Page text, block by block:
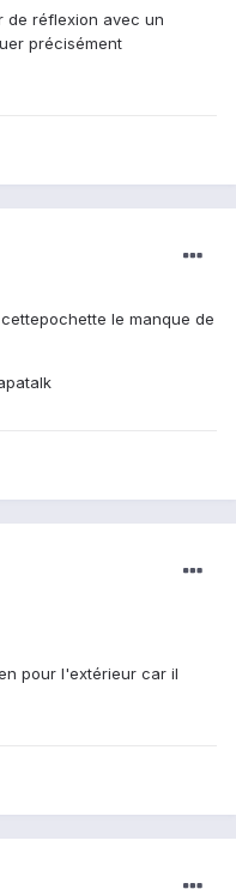
de réflexion avec un
précisément
le manque de
pour l'extérieur car il